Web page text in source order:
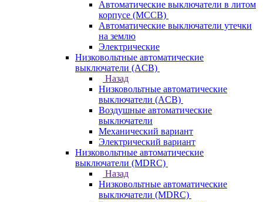
Автоматические выключатели в литом
корпусе (MCCB)
Автоматические выключатели утечки
на землю
Электрические
Низковольтные автоматические
выключатели (ACB)
Назад
Низковольтные автоматические
выключатели (ACB)
Воздушные автоматические
выключатели
Механический вариант
Электрический вариант
Низковольтные автоматические
выключатели (MDRC)
Назад
Низковольтные автоматические
выключатели (MDRC)